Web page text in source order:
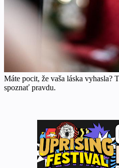
Máte pocit, že vaša láska vyhasla?
spoznať pravdu.